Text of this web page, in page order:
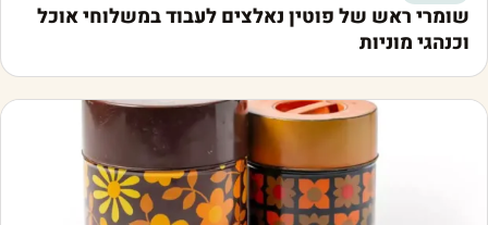
שומרי ראש של פוטין נאלצים לעבוד במשלוחי אוכל
וכנהגי מוניות